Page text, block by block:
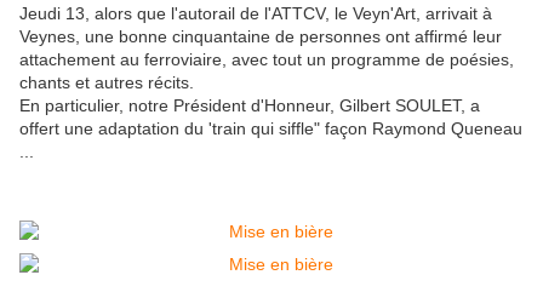
Jeudi 13, alors que l'autorail de l'ATTCV, le Veyn'Art, arrivait à
Veynes, une bonne cinquantaine de personnes ont affirmé leur
attachement au ferroviaire, avec tout un programme de poésies,
chants et autres récits.
En particulier, notre Président d'Honneur, Gilbert SOULET, a
offert une adaptation du 'train qui siffle" façon Raymond Queneau